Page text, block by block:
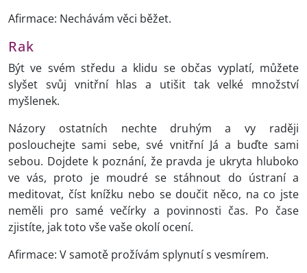
Afirmace: Nechávám věci běžet.
Rak
Být ve svém středu a klidu se občas vyplatí, můžete
slyšet svůj vnitřní hlas a utišit tak velké množství
myšlenek.
Názory ostatních nechte druhým a vy raději
poslouchejte sami sebe, své vnitřní Já a buďte sami
sebou. Dojdete k poznání, že pravda je ukryta hluboko
ve vás, proto je moudré se stáhnout do ústraní a
meditovat, číst knížku nebo se doučit něco, na co jste
neměli pro samé večírky a povinnosti čas. Po čase
zjistíte, jak toto vše vaše okolí ocení.
Afirmace: V samotě prožívám splynutí s vesmírem.